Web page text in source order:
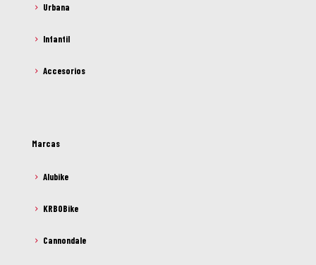
Urbana
Infantil
Accesorios
Marcas
Alubike
KRBOBike
Cannondale